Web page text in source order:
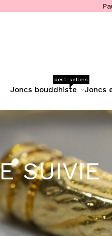
joncs bouddhiste
best-sellers
joncs
SUIVIE